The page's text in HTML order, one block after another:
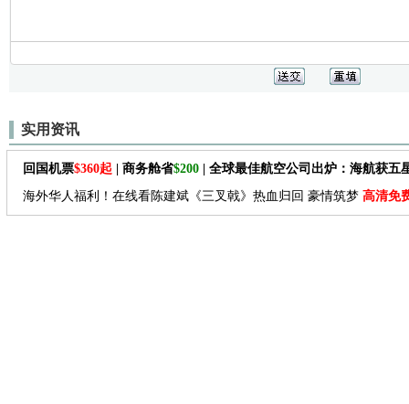
实用资讯
回国机票$360起 | 商务舱省$200 | 全球最佳航空公司出炉：海航获五
海外华人福利！在线看陈建斌《三叉戟》热血归回 豪情筑梦 高清免